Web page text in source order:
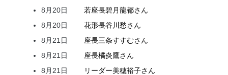
8月20日
若座長碧月龍都さん
8月20日
花形長谷川愁さん
8月21日
座長三条すすむさん
8月21日
座長橘炎鷹さん
8月21日
リーダー美穂裕子さん